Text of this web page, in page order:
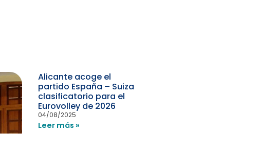
Alicante acoge el
partido España – Suiza
clasificatorio para el
Eurovolley de 2026
04/08/2025
Leer más »